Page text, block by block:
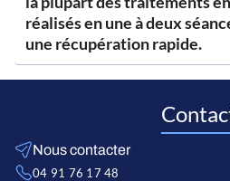
réalisés en une à deux
une récupération rapide.
Nous contacter
04 91 76 17 48